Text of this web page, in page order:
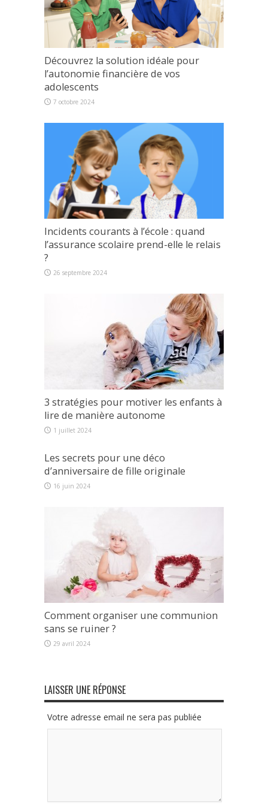
Découvrez la solution idéale pour
l’autonomie financière de vos
adolescents
7 octobre 2024
Incidents courants à l’école : quand
l’assurance scolaire prend-elle le relais
?
26 septembre 2024
3 stratégies pour motiver les enfants à
lire de manière autonome
1 juillet 2024
Les secrets pour une déco
d’anniversaire de fille originale
16 juin 2024
Comment organiser une communion
sans se ruiner ?
29 avril 2024
LAISSER UNE RÉPONSE
Votre adresse email ne sera pas publiée